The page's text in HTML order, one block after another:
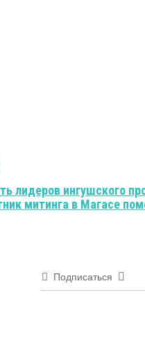
лидеров ингушского
митинга в Магасе
Подписаться